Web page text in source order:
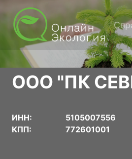
ООО "ПК
ИНН:
5105007556
КПП:
772601001